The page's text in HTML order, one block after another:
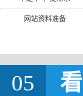
网站资料准备
05 看